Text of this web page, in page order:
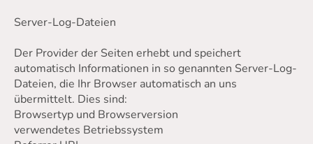
Server-Log-Dateien
Der Provider der Seiten erhebt und speichert
automatisch Informationen in so genannten Server-Log-
Dateien, die Ihr Browser automatisch an uns
übermittelt. Dies sind:
Browsertyp und Browserversion
verwendetes Betriebssystem